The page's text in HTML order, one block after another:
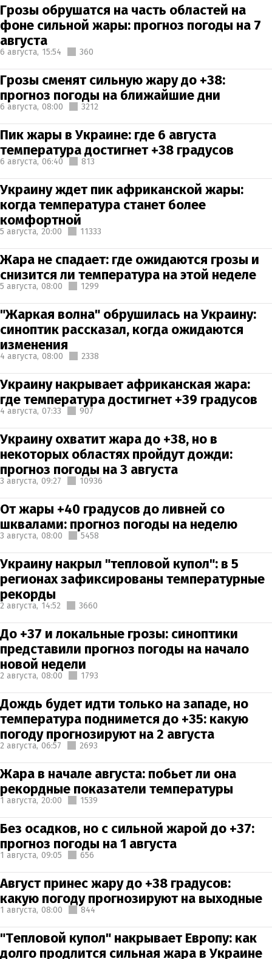
Грозы обрушатся на часть областей на
фоне сильной жары: прогноз погоды на 7
августа
6 августа, 15:54 360
Грозы сменят сильную жару до +38:
прогноз погоды на ближайшие дни
6 августа, 08:00 3212
Пик жары в Украине: где 6 августа
температура достигнет +38 градусов
6 августа, 06:40 813
Украину ждет пик африканской жары:
когда температура станет более
комфортной
5 августа, 20:00 11333
Жара не спадает: где ожидаются грозы и
снизится ли температура на этой неделе
5 августа, 08:00 1299
"Жаркая волна" обрушилась на Украину:
синоптик рассказал, когда ожидаются
изменения
4 августа, 08:00 2338
Украину накрывает африканская жара:
где температура достигнет +39 градусов
4 августа, 07:33 907
Украину охватит жара до +38, но в
некоторых областях пройдут дожди:
прогноз погоды на 3 августа
3 августа, 09:27 10936
От жары +40 градусов до ливней со
шквалами: прогноз погоды на неделю
3 августа, 08:00 5458
Украину накрыл "тепловой купол": в 5
регионах зафиксированы температурные
рекорды
2 августа, 14:52 3660
До +37 и локальные грозы: синоптики
представили прогноз погоды на начало
новой недели
2 августа, 08:00 1793
Дождь будет идти только на западе, но
температура поднимется до +35: какую
погоду прогнозируют на 2 августа
2 августа, 06:57 2693
Жара в начале августа: побьет ли она
рекордные показатели температуры
1 августа, 20:00 1539
Без осадков, но с сильной жарой до +37:
прогноз погоды на 1 августа
1 августа, 09:05 656
Август принес жару до +38 градусов:
какую погоду прогнозируют на выходные
1 августа, 08:00 844
"Тепловой купол" накрывает Европу: как
долго продлится сильная жара в Украине